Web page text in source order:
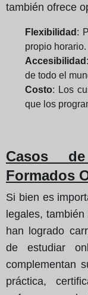
también ofrece
Flexibilidad :
propio horario.
Accesibilidad
de todo el
Costo: Los
que los
Casos
Formados
Si bien es
legales,
han logrado
de estudiar
complementan
práctica,